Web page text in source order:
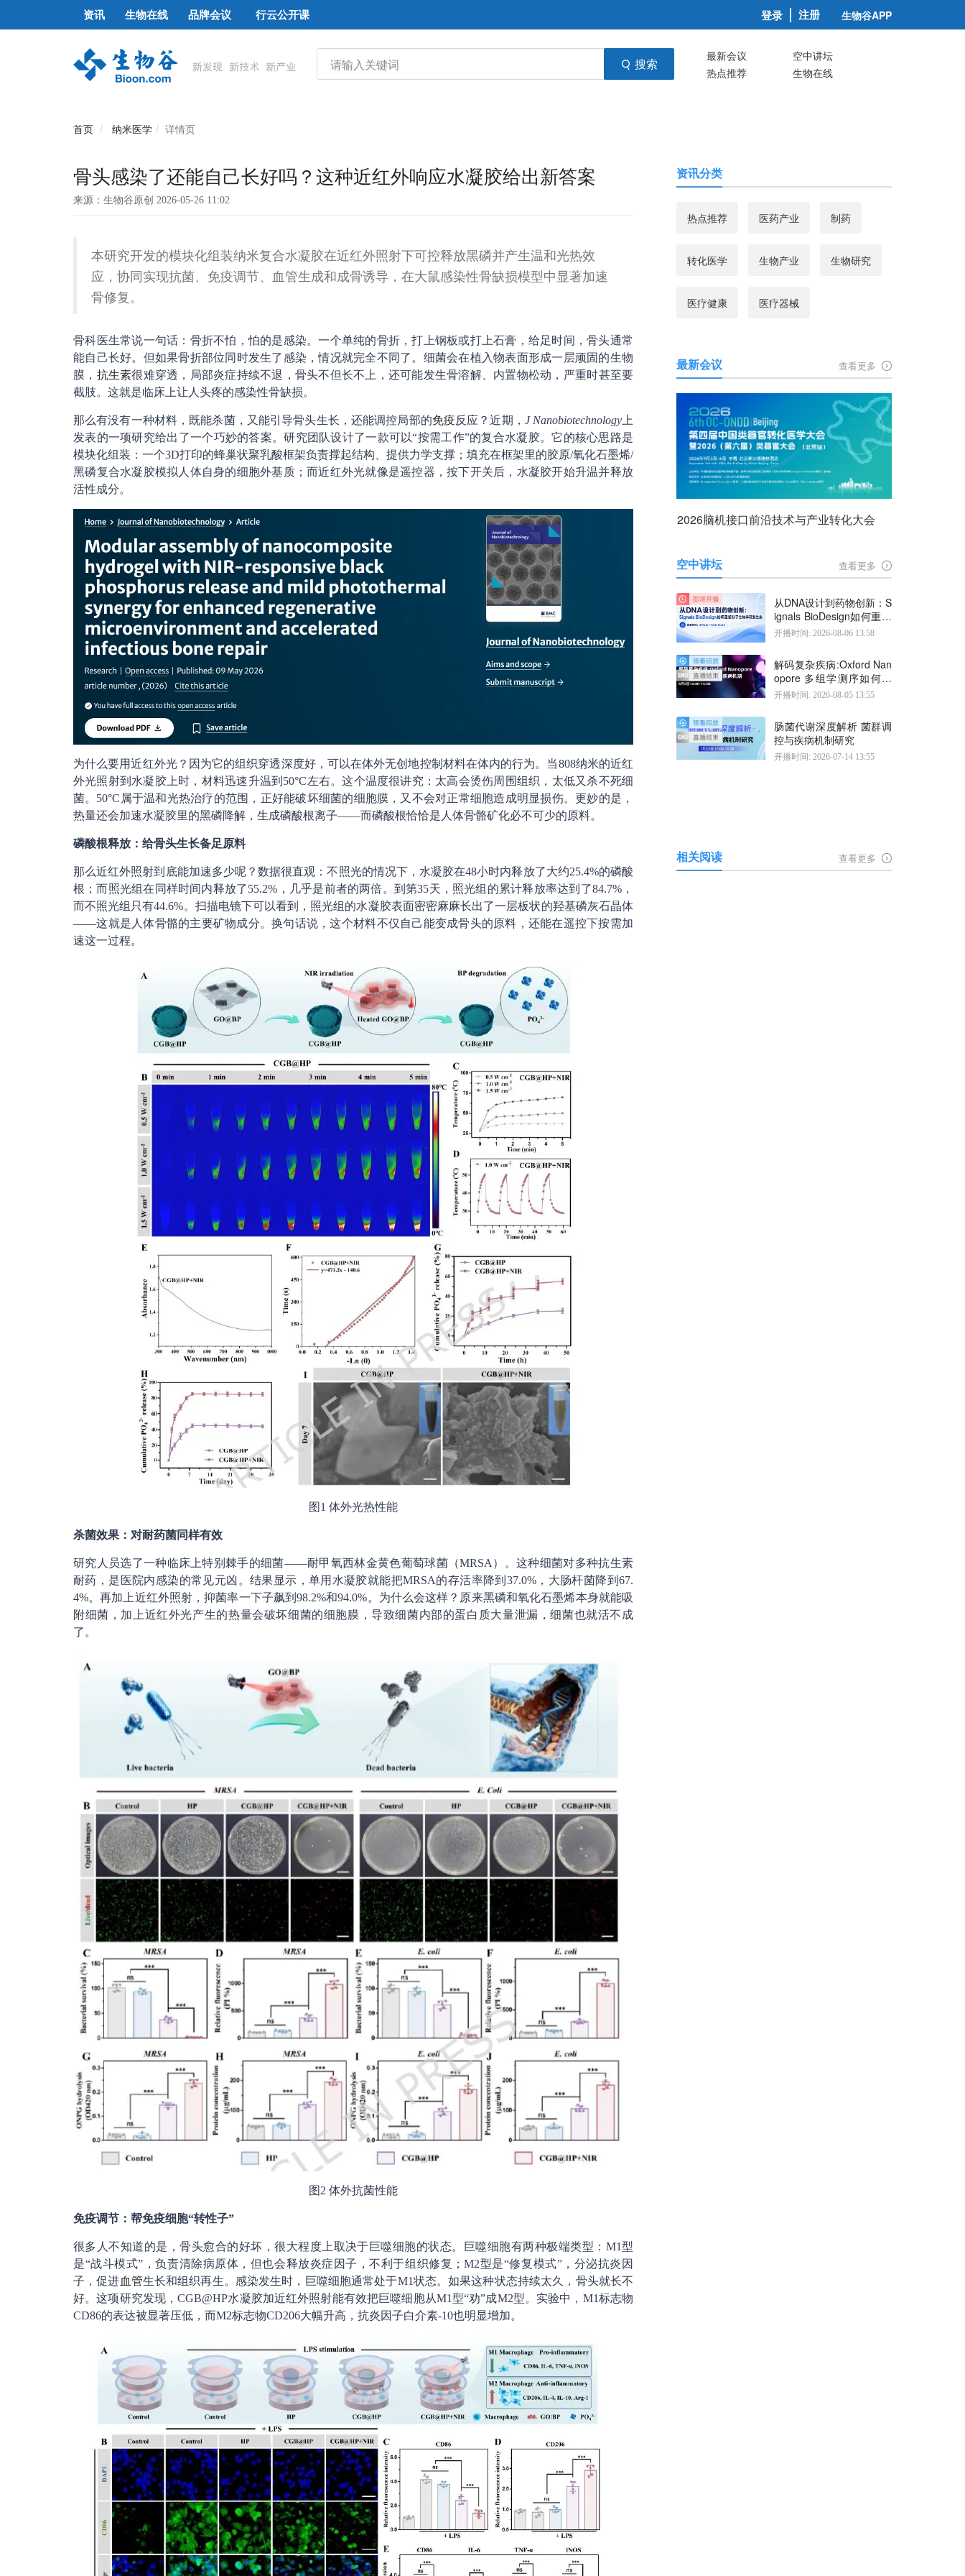
资讯 生物在线 品牌会议 行云公开课 登录 注册 生物谷APP
搜索 最新会议
空中讲坛
热点推荐
生物在线
首页 纳米医学 详情页
骨头感染了还能自己长好吗？这种近红外响应水凝胶给出新答案
来源：生物谷原创 2026-05-26 11:02
本研究开发的模块化组装纳米复合水凝胶在近红外照射下可控释放黑磷并产生温和光热效
应，协同实现抗菌、免疫调节、血管生成和成骨诱导，在大鼠感染性骨缺损模型中显著加速
骨修复。
骨科医生常说一句话：骨折不怕，怕的是感染。一个单纯的骨折，打上钢板或打上石膏，给足时间，骨头通常
能自己长好。但如果骨折部位同时发生了感染，情况就完全不同了。细菌会在植入物表面形成一层顽固的生物
膜， 抗生素很难穿透，局部炎症持续不退，骨头不但长不上，还可能发生骨溶解、内置物松动，严重时甚至要
截肢。这就是临床上让人头疼的感染性骨缺损。
那么有没有一种材料，既能杀菌，又能引导骨头生长，还能调控局部的免疫反应？近期， J Nanobiotechnology上
发表的一项研究给出了一个巧妙的答案。研究团队设计了一款可以“按需工作”的复合水凝胶。它的核心思路是
模块化组装：一个3D打印的蜂巢状聚乳酸框架负责撑起结构、提供力学支撑；填充在框架里的胶原/氧化石墨烯/
黑磷复合水凝胶模拟人体自身的细胞外基质；而近红外光就像是遥控器，按下开关后，水凝胶开始升温并释放
活性成分。
为什么要用近红外光？因为它的组织穿透深度好，可以在体外无创地控制材料在体内的行为。当808纳米的近红
外光照射到水凝胶上时，材料迅速升温到50°C左右。这个温度很讲究：太高会烫伤周围组织，太低又杀不死细
菌。50°C属于温和光热治疗的范围，正好能破坏细菌的细胞膜，又不会对正常细胞造成明显损伤。更妙的是，
热量还会加速水凝胶里的黑磷降解，生成磷酸根离子——而磷酸根恰恰是人体骨骼矿化必不可少的原料。
磷酸根释放：给骨头生长备足原料
那么近红外照射到底能加速多少呢？数据很直观：不照光的情况下，水凝胶在48小时内释放了大约25.4%的磷酸
根；而照光组在同样时间内释放了55.2%，几乎是前者的两倍。到第35天，照光组的累计释放率达到了84.7%，
而不照光组只有44.6%。扫描电镜下可以看到，照光组的水凝胶表面密密麻麻长出了一层板状的羟基磷灰石晶体
——这就是人体骨骼的主要矿物成分。换句话说，这个材料不仅自己能变成骨头的原料，还能在遥控下按需加
速这一过程。
图1 体外光热性能
杀菌效果：对耐药菌同样有效
研究人员选了一种临床上特别棘手的细菌——耐甲氧西林金黄色葡萄球菌（MRSA）。这种细菌对多种抗生素
耐药，是医院内感染的常见元凶。结果显示，单用水凝胶就能把MRSA的存活率降到37.0%，大肠杆菌降到67.
4%。再加上近红外照射，抑菌率一下子飙到98.2%和94.0%。为什么会这样？原来黑磷和氧化石墨烯本身就能吸
附细菌，加上近红外光产生的热量会破坏细菌的细胞膜，导致细菌内部的蛋白质大量泄漏，细菌也就活不成
了。
图2 体外抗菌性能
免疫调节：帮免疫细胞“转性子”
很多人不知道的是，骨头愈合的好坏，很大程度上取决于巨噬细胞的状态。巨噬细胞有两种极端类型：M1型
是“战斗模式”，负责清除病原体，但也会释放炎症因子，不利于组织修复；M2型是“修复模式”，分泌抗炎因
子，促进血管生长和组织再生。感染发生时，巨噬细胞通常处于M1状态。如果这种状态持续太久，骨头就长不
好。这项研究发现，CGB@HP水凝胶加近红外照射能有效把巨噬细胞从M1型“劝”成M2型。实验中，M1标志物
CD86的表达被显著压低，而M2标志物CD206大幅升高，抗炎因子白介素-10也明显增加。
资讯分类
热点推荐 医药产业 制药
转化医学 生物产业 生物研究
医疗健康 医疗器械
最新会议 查看更多
2026脑机接口前沿技术与产业转化大会
空中讲坛 查看更多
从DNA设计到药物创新：S
ignals BioDesign如何重塑
分子生物学研发生态
开播时间: 2026-08-06 13:58
解码复杂疾病:Oxford Nan
opore 多组学测序如何揭
示疾病机制
开播时间: 2026-08-05 13:55
肠菌代谢深度解析 菌群调
控与疾病机制研究
开播时间: 2026-07-14 13:55
相关阅读 查看更多